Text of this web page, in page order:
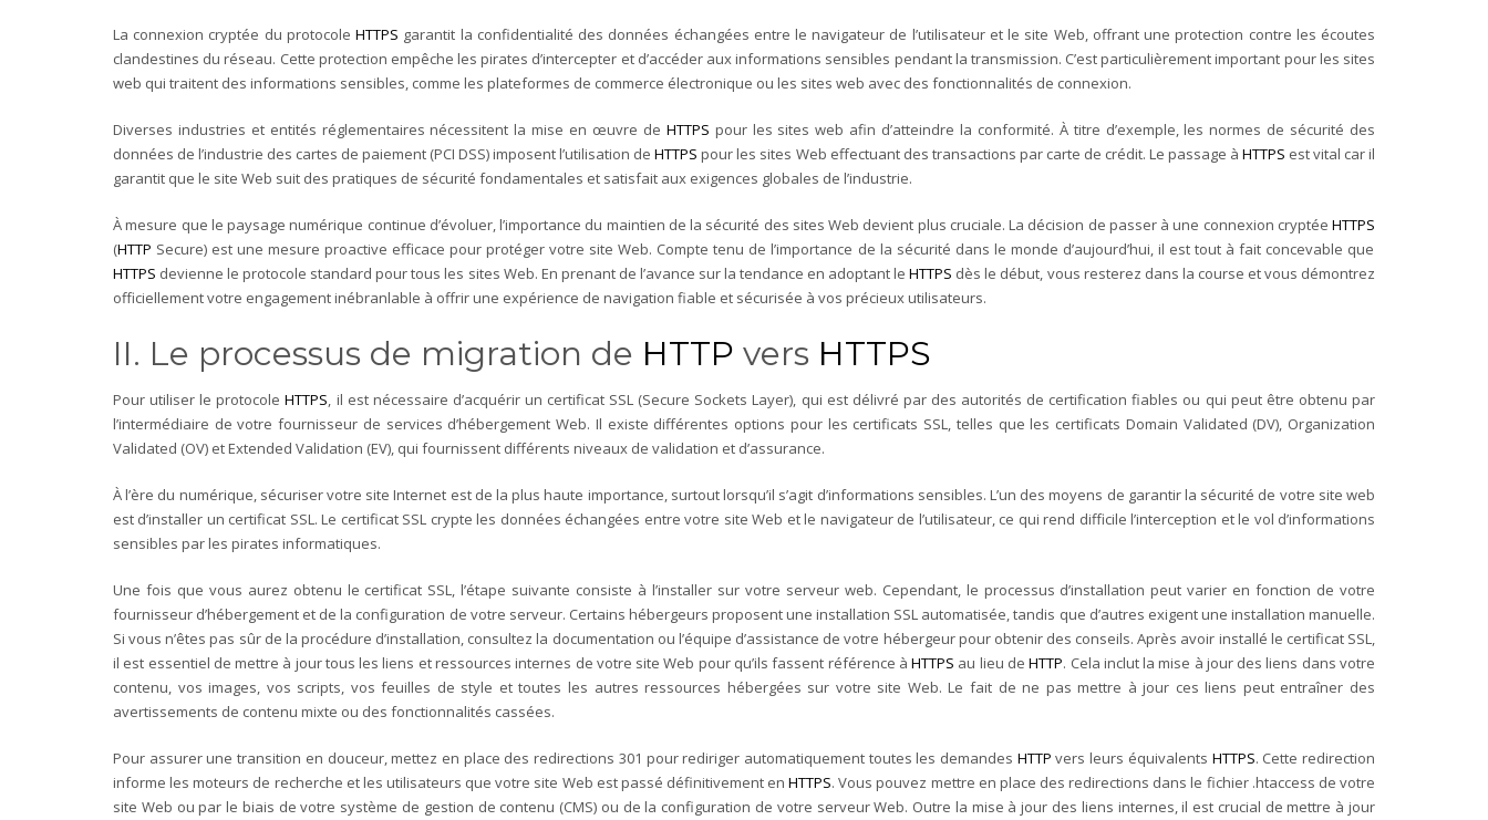
La connexion cryptée du protocoleHTTPS garantit la confidentialité des données échangées entre le navigateur de l’utilisateur et le site Web, offrant une protection contre les écoutes
clandestines du réseau. Cette protection empêche les pirates d’intercepter et d’accéder aux informations sensibles pendant la transmission. C’est particulièrement important pour les sites
web qui traitent des informations sensibles, comme les plateformes de commerce électronique ou les sites web avec des fonctionnalités de connexion.
Diverses industries et entités réglementaires nécessitent la mise en œuvre de HTTPS pour les sites web afin d’atteindre la conformité. À titre d’exemple, les normes de sécurité des
données de l’industrie des cartes de paiement (PCI DSS) imposent l’utilisation deHTTPS pour les sites Web effectuant des transactions par carte de crédit. Le passage à HTTPS est vital car il
garantit que le site Web suit des pratiques de sécurité fondamentales et satisfait aux exigences globales de l’industrie.
À mesure que le paysage numérique continue d’évoluer, l’importance du maintien de la sécurité des sites Web devient plus cruciale. La décision de passer à une connexion cryptée HTTPS
(HTTP Secure) est une mesure proactive efficace pour protéger votre site Web. Compte tenu de l’importance de la sécurité dans le monde d’aujourd’hui, il est tout à fait concevable que
HTTPS devienne le protocole standard pour tous les sites Web. En prenant de l’avance sur la tendance en adoptant leHTTPS dès le début, vous resterez dans la course et vous démontrez
officiellement votre engagement inébranlable à offrir une expérience de navigation fiable et sécurisée à vos précieux utilisateurs.
II. Le processus de migration de HTTP vers HTTPS
Pour utiliser le protocoleHTTPS, il est nécessaire d’acquérir un certificat SSL (Secure Sockets Layer), qui est délivré par des autorités de certification fiables ou qui peut être obtenu par
l’intermédiaire de votre fournisseur de services d’hébergement Web. Il existe différentes options pour les certificats SSL, telles que les certificats Domain Validated (DV), Organization
Validated (OV) et Extended Validation (EV), qui fournissent différents niveaux de validation et d’assurance.
À l’ère du numérique, sécuriser votre site Internet est de la plus haute importance, surtout lorsqu’il s’agit d’informations sensibles. L’un des moyens de garantir la sécurité de votre site web
est d’installer un certificat SSL. Le certificat SSL crypte les données échangées entre votre site Web et le navigateur de l’utilisateur, ce qui rend difficile l’interception et le vol d’informations
sensibles par les pirates informatiques.
Une fois que vous aurez obtenu le certificat SSL, l’étape suivante consiste à l’installer sur votre serveur web. Cependant, le processus d’installation peut varier en fonction de votre
fournisseur d’hébergement et de la configuration de votre serveur. Certains hébergeurs proposent une installation SSL automatisée, tandis que d’autres exigent une installation manuelle.
Si vous n’êtes pas sûr de la procédure d’installation, consultez la documentation ou l’équipe d’assistance de votre hébergeur pour obtenir des conseils.Après avoir installé le certificat SSL,
il est essentiel de mettre à jour tous les liens et ressources internes de votre site Web pour qu’ils fassent référence àHTTPS au lieu deHTTP. Cela inclut la mise à jour des liens dans votre
contenu, vos images, vos scripts, vos feuilles de style et toutes les autres ressources hébergées sur votre site Web. Le fait de ne pas mettre à jour ces liens peut entraîner des
avertissements de contenu mixte ou des fonctionnalités cassées.
Pour assurer une transition en douceur, mettez en place des redirections 301 pour rediriger automatiquement toutes les demandes HTTP vers leurs équivalents HTTPS. Cette redirection
informe les moteurs de recherche et les utilisateurs que votre site Web est passé définitivement enHTTPS. Vous pouvez mettre en place des redirections dans le fichier .htaccess de votre
site Web ou par le biais de votre système de gestion de contenu (CMS) ou de la configuration de votre serveur Web. Outre la mise à jour des liens internes, il est crucial de mettre à jour